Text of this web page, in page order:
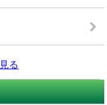
る